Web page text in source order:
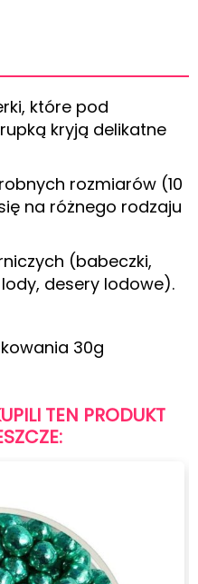
które pod
kryją delikatne
rozmiarów (10
na różnego rodzaju
(babeczki,
desery lodowe).
30g
TEN PRODUKT